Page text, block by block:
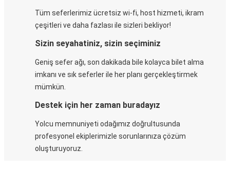
Tüm seferlerimiz ücretsiz wi-fi, host hizmeti, ikram
çeşitleri ve daha fazlası ile sizleri bekliyor!
Sizin seyahatiniz, sizin seçiminiz
Geniş sefer ağı, son dakikada bile kolayca bilet alma
imkanı ve sık seferler ile her planı gerçekleştirmek
mümkün.
Destek için her zaman buradayız
Yolcu memnuniyeti odağımız doğrultusunda
profesyonel ekiplerimizle sorunlarınıza çözüm
oluşturuyoruz.